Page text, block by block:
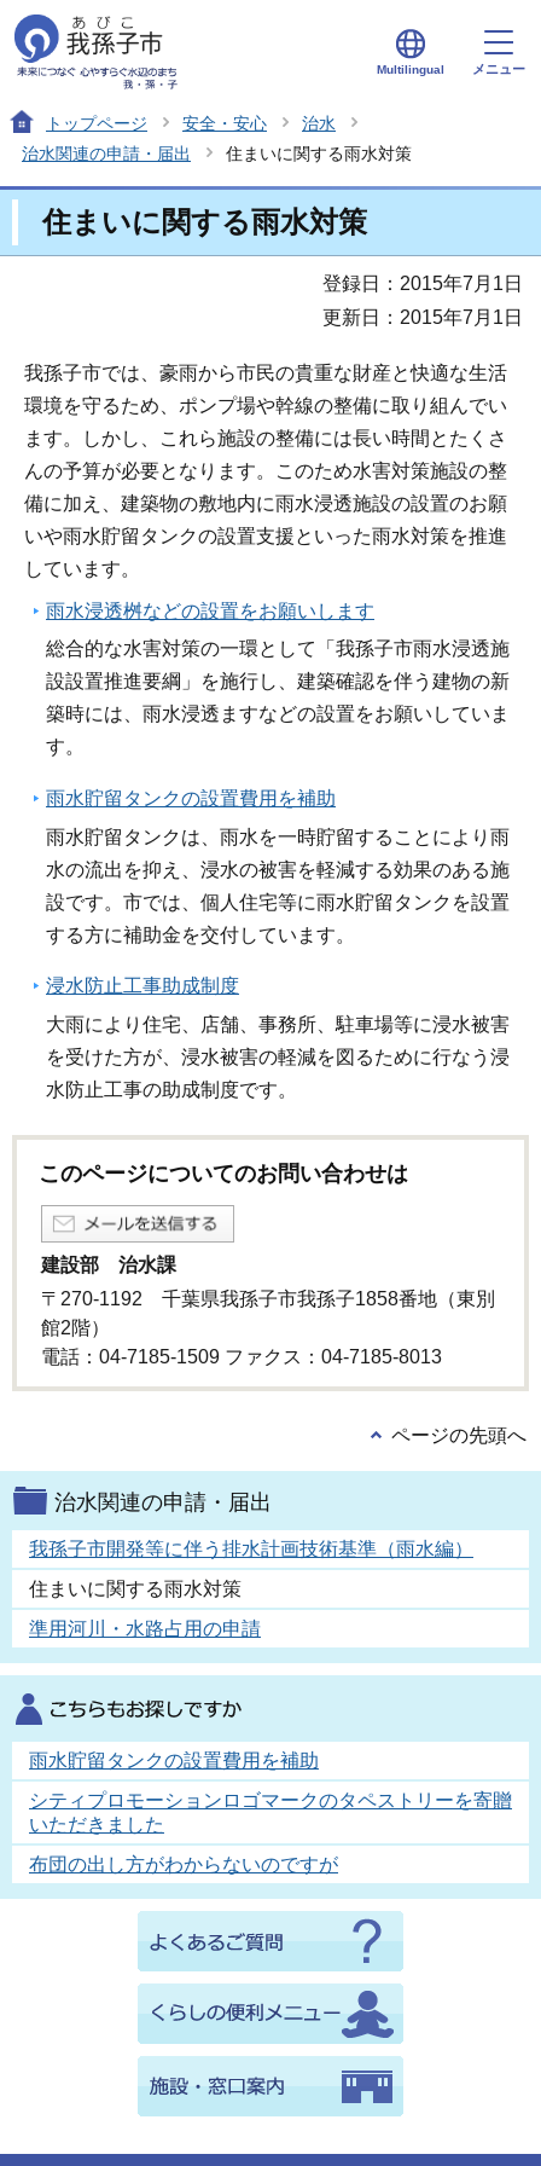
Multilingual メニュー
トップページ 安全・安心
治水
治水関連の申請・届出
住まいに関する雨水対策
住まいに関する雨水対策
登録日：2015年7月1日
更新日：2015年7月1日
我孫子市では、豪雨から市民の貴重な財産と快適な生活
環境を守るため、ポンプ場や幹線の整備に取り組んでい
ます。しかし、これら施設の整備には長い時間とたくさ
んの予算が必要となります。このため水害対策施設の整
備に加え、建築物の敷地内に雨水浸透施設の設置のお願
いや雨水貯留タンクの設置支援といった雨水対策を推進
しています。
雨水浸透桝などの設置をお願いします
総合的な水害対策の一環として「我孫子市雨水浸透施
設設置推進要綱」を施行し、建築確認を伴う建物の新
築時には、雨水浸透ますなどの設置をお願いしていま
す。
雨水貯留タンクの設置費用を補助
雨水貯留タンクは、雨水を一時貯留することにより雨
水の流出を抑え、浸水の被害を軽減する効果のある施
設です。市では、個人住宅等に雨水貯留タンクを設置
する方に補助金を交付しています。
浸水防止工事助成制度
大雨により住宅、店舗、事務所、駐車場等に浸水被害
を受けた方が、浸水被害の軽減を図るために行なう浸
水防止工事の助成制度です。
このページについてのお問い合わせは
建設部 治水課
〒270-1192 千葉県我孫子市我孫子1858番地（東別
館2階）
電話：04-7185-1509 ファクス：04-7185-8013
ページの先頭へ
治水関連の申請・届出
我孫子市開発等に伴う排水計画技術基準（雨水編）
住まいに関する雨水対策
準用河川・水路占用の申請
雨水貯留タンクの設置費用を補助
シティプロモーションロゴマークのタペストリーを寄贈
いただきました
布団の出し方がわからないのですが